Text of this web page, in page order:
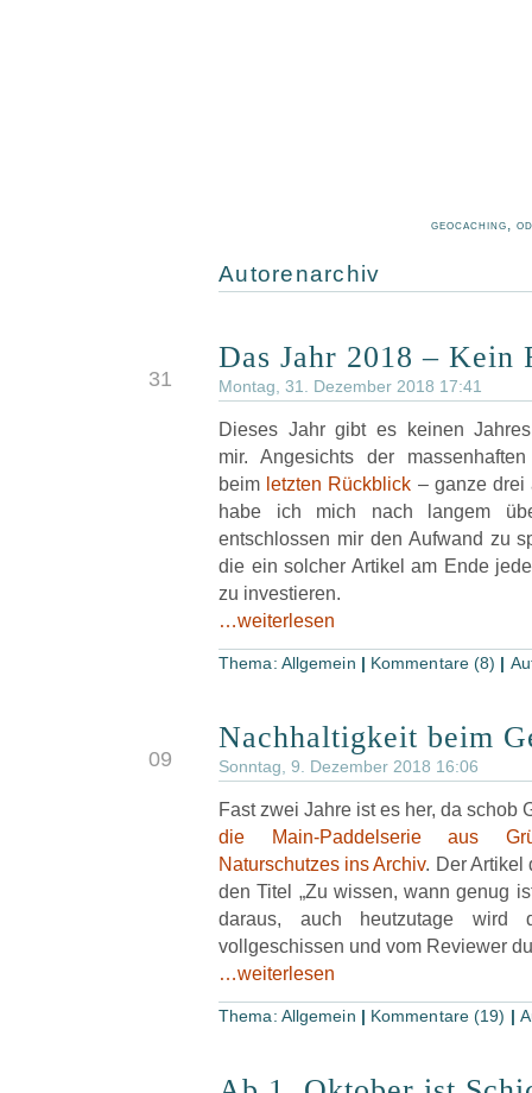
geocaching,
Autorenarchiv
31
Das Jahr 2018 – Kein
Montag, 31. Dezember 2018 17:41
Dieses Jahr gibt es keinen
mir. Angesichts der massenhaften
beim letzten Rückblick – ganze drei
habe ich mich nach langem
entschlossen mir den Aufwand zu
die ein solcher Artikel am Ende
zu investieren.
…weiterlesen
Thema: Allgemein Kommentare (8)
09
Nachhaltigkeit beim
Sonntag, 9. Dezember 2018 16:06
Fast zwei Jahre ist es her, da schob
die Main-Paddelserie aus
Naturschutzes ins Archiv. Der Artikel
den Titel „Zu wissen, wann genug
daraus, auch heutzutage
vollgeschissen und vom Reviewer
…weiterlesen
Thema: Allgemein Kommentare (19)